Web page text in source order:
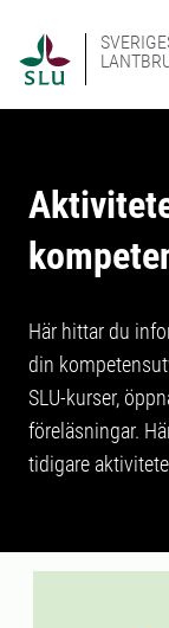
Här hittar du
din
SLU-kurser,
föreläsningar.
tidigare